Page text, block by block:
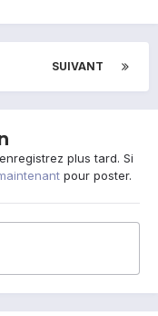
SUIVANT
plus tard. Si
pour poster.